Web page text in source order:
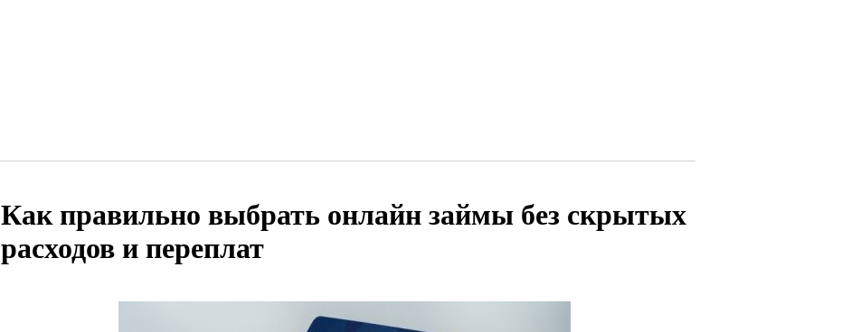
Как правильно выбрать онлайн займы без скрытых
расходов и переплат